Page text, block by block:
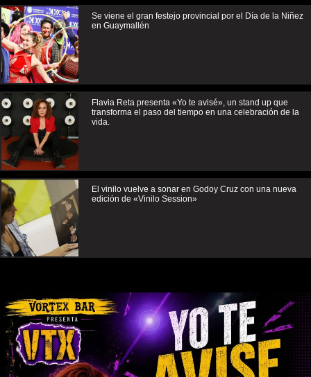
Se viene el gran festejo provincial por el Día de la Niñez
en Guaymallén
Flavia Reta presenta «Yo te avisé», un stand up que
transforma el paso del tiempo en una celebración de la
vida.
El vinilo vuelve a sonar en Godoy Cruz con una nueva
edición de «Vinilo Session»